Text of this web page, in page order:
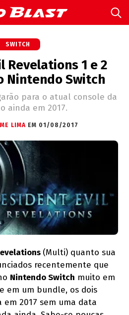
SWITCH
Revelations 1 e 2
Nintendo Switch
para o atual console da
ainda em 2017.
LIMA EM 01/08/2017
(Multi) quanto sua
recentemente que
Nintendo Switch muito em
em um bundle, os dois
em 2017 sem uma data